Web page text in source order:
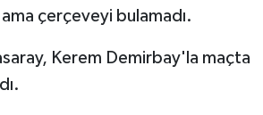
çerçeveyi bulamadı.
Kerem Demirbay'la maçta